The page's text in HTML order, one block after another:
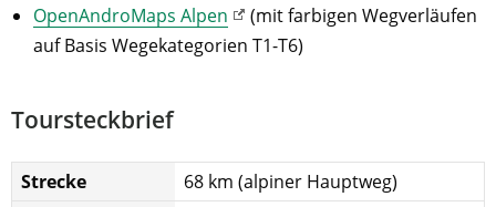
OpenAndroMaps Alpen
(mit farbigen Wegverläufen
auf Basis Wegekategorien T1-T6)
Toursteckbrief
Strecke
68 km (alpiner Hauptweg)